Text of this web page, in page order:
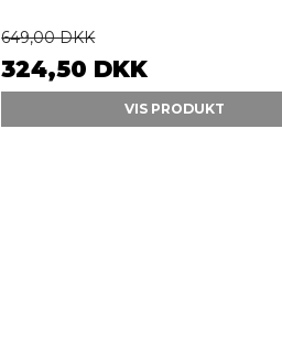
649,00 DKK
324,50 DKK
VIS PRODUKT